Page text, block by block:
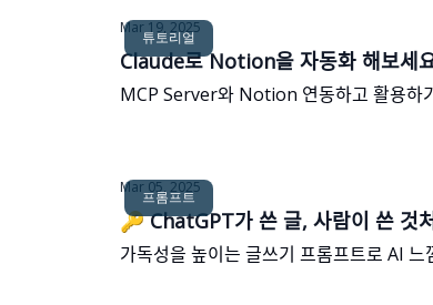
튜토리얼
Mar 19, 2025
Claude로 Notion을 자동화
MCP Server와 Notion 연동하고
프롬프트
Mar 05, 2025
🔑 ChatGPT가 쓴 글, 사람이 쓴
가독성을 높이는 글쓰기 프롬프트로 AI